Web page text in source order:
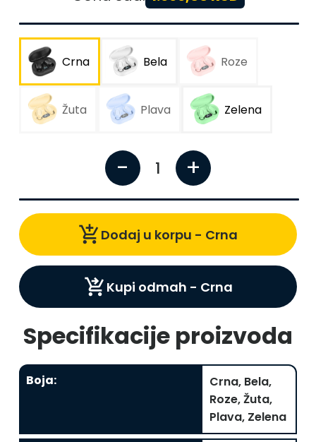
Crna Bela Roze
Žuta Plava Zelena
- 1 +
add_shopping_cart Dodaj u korpu - Crna
shopping_cart_checkout Kupi odmah - Crna
Specifikacije proizvoda
Boja:
Crna, Bela,
Roze, Žuta,
Plava, Zelena